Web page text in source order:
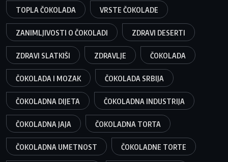
TOPLA ČOKOLADA VRSTE ČOKOLADE
ZANIMLJIVOSTI O ČOKOLADI ZDRAVI DESERTI
ZDRAVI SLATKIŠI ZDRAVLJE ČOKOLADA
ČOKOLADA I MOZAK ČOKOLADA SRBIJA
ČOKOLADNA DIJETA ČOKOLADNA INDUSTRIJA
ČOKOLADNA JAJA ČOKOLADNA TORTA
ČOKOLADNA UMETNOST ČOKOLADNE TORTE